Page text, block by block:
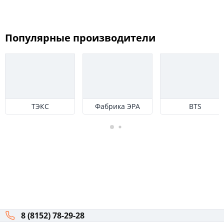
Популярные производители
ТЭКС Фабрика ЭРА BTS
8 (8152) 78-29-28